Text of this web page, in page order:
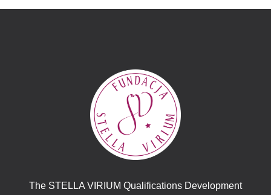
The STELLA VIRIUM Qualifications Development